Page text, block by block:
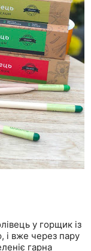
у горщик із
і вже через пару
гарна